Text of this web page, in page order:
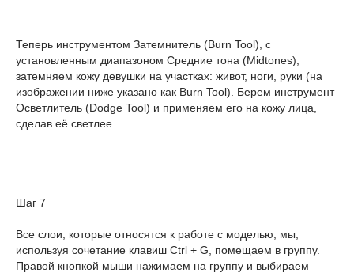
Теперь инструментом Затемнитель (Burn Tool), с
установленным диапазоном Средние тона (Midtones),
затемняем кожу девушки на участках: живот, ноги, руки (на
изображении ниже указано как Burn Tool). Берем инструмент
Осветлитель (Dodge Tool) и применяем его на кожу лица,
сделав её светлее.
Шаг 7
Все слои, которые относятся к работе с моделью, мы,
используя сочетание клавиш Ctrl + G, помещаем в группу.
Правой кнопкой мыши нажимаем на группу и выбираем